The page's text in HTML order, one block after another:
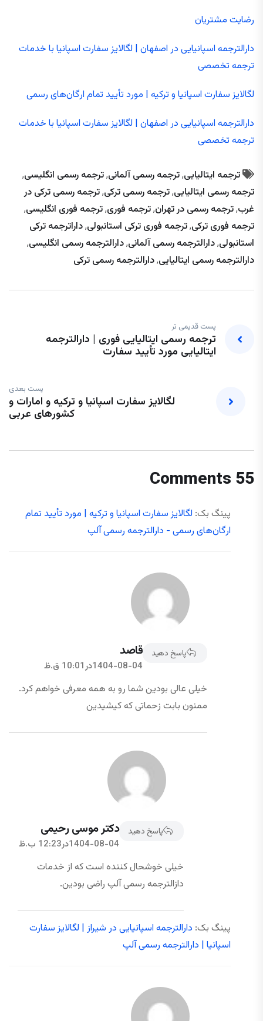
رضایت مشتریان
دارالترجمه اسپانیایی در اصفهان | لگالایز سفارت اسپانیا با خدمات
ترجمه تخصصی
لگالایز سفارت اسپانیا و ترکیه | مورد تأیید تمام ارگان‌های رسمی
دارالترجمه اسپانیایی در اصفهان | لگالایز سفارت اسپانیا با خدمات
ترجمه تخصصی
ترجمه ایتالیایی,ترجمه رسمی آلمانی,ترجمه رسمی انگلیسی,
ترجمه رسمی ایتالیایی,ترجمه رسمی ترکی,ترجمه رسمی ترکی در
غرب,ترجمه رسمی در تهران,ترجمه فوری,ترجمه فوری انگلیسی,
ترجمه فوری ترکی,ترجمه فوری ترکی استانبولی,داراترجمه ترکی
استانبولی,دارالترجمه رسمی آلمانی,دارالترجمه رسمی انگلیسی,
دارالترجمه رسمی ایتالیایی,دارالترجمه رسمی ترکی
پست قدیمی تر
ترجمه رسمی ایتالیایی فوری | دارالترجمه
ایتالیایی مورد تأیید سفارت
پست بعدی
لگالایز سفارت اسپانیا و ترکیه و امارات و
کشورهای عربی
55 Comments
پینگ بک: لگالایز سفارت اسپانیا و ترکیه | مورد تأیید تمام
ارگان‌های رسمی - دارالترجمه رسمی آلپ
قاصد پاسخ دهید
1404-08-04در10:01 ق.ظ
خیلی عالی بودین شما رو به همه معرفی خواهم کرد.
ممنون بابت زحماتی که کیشیدین
دکتر موسی رحیمی پاسخ دهید
1404-08-04در12:23 ب.ظ
خیلی خوشحال کننده است که از خدمات
دازالترجمه رسمی آلپ راضی بودین.
پینگ بک: دارالترجمه اسپانیایی در شیراز | لگالایز سفارت
اسپانیا | دارالترجمه رسمی آلپ